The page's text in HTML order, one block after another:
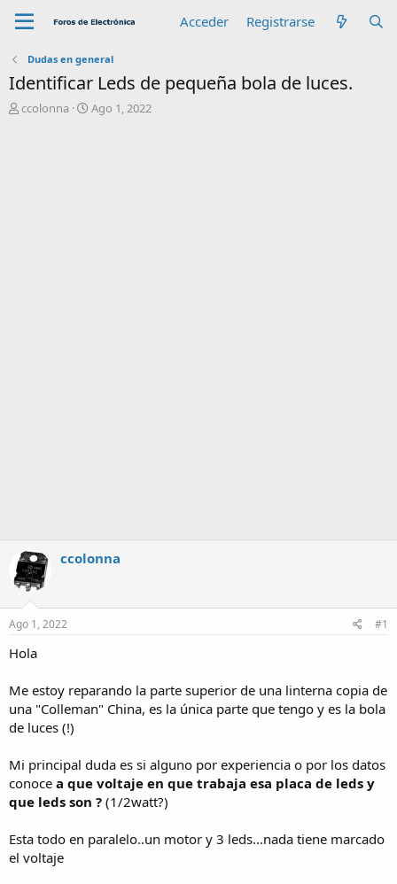
Acceder Registrarse
Dudas en general
Identificar Leds de pequeña bola de luces.
A
ccolonna
F
Ago 1, 2022
ccolonna
Ago 1, 2022 #1
Hola
Me estoy reparando la parte superior de una linterna copia de
una "Colleman" China, es la única parte que tengo y es la bola
de luces (!)
Mi principal duda es si alguno por experiencia o por los datos
conoce a que voltaje en que trabaja esa placa de leds y
que leds son ? (1/2watt?)
Esta todo en paralelo..un motor y 3 leds...nada tiene marcado
el voltaje